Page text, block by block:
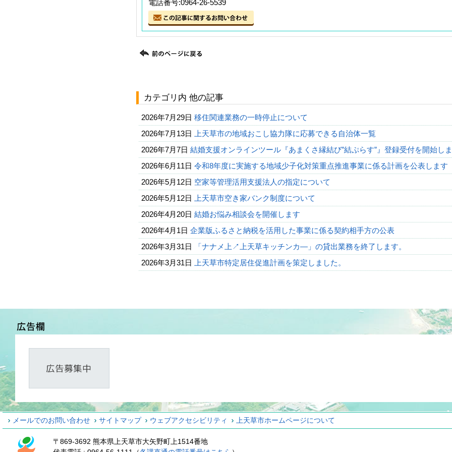
電話番号:0964-26-5539
カテゴリ内 他の記事
2026年7月29日 移住関連業務の一時停止について
2026年7月13日
上天草市の地域おこし協力隊に応募できる自治体一覧
2026年7月7日 結婚支援オンラインツール『あまくさ縁結び”結ぷらす”』登録受付を開始し
2026年6月11日 令和8年度に実施する地域少子化対策重点推進事業に係る計画を公表します
2026年5月12日 空家等管理活用支援法人の指定について
2026年5月12日
上天草市空き家バンク制度について
2026年4月20日 結婚お悩み相談会を開催します
2026年4月1日 企業版ふるさと納税を活用した事業に係る契約相手方の公表
2026年3月31日
「ナナメ上↗上天草キッチンカ―」の貸出業務を終了します。
2026年3月31日
上天草市特定居住促進計画を策定しました。
メールでのお問い合わせ サイトマップ ウェブアクセシビリティ 上天草市ホームページについて
〒869-3692 熊本県上天草市大矢野町上1514番地